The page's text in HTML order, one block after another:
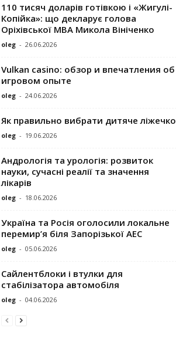
110 тисяч доларів готівкою і «Жигулі-
Копійка»: що декларує голова
Оріхівської МВА Микола Вініченко
oleg - 26.06.2026
Vulkan casino: обзор и впечатления об
игровом опыте
oleg - 24.06.2026
Як правильно вибрати дитяче ліжечко
oleg - 19.06.2026
Андрологія та урологія: розвиток
науки, сучасні реалії та значення
лікарів
oleg - 18.06.2026
Україна та Росія оголосили локальне
перемир’я біля Запорізької АЕС
oleg - 05.06.2026
Сайлентблоки і втулки для
стабілізатора автомобіля
oleg - 04.06.2026